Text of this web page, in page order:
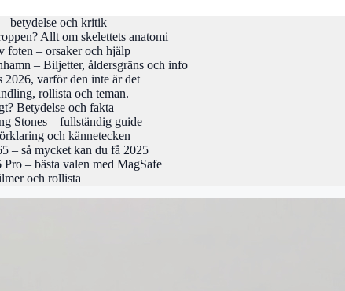
betydelse och kritik
Allt om skelettets anatomi
foten – orsaker och hjälp
– Biljetter, åldersgräns och info
2026, varför den inte är det
rollista och teman.
Betydelse och fakta
Stones – fullständig guide
och kännetecken
– så mycket kan du få 2025
– bästa valen med MagSafe
och rollista